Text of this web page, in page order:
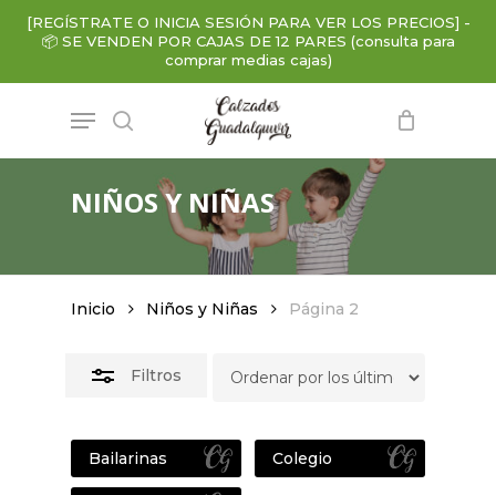
content
[REGÍSTRATE O INICIA SESIÓN PARA VER LOS PRECIOS] -
📦 SE VENDEN POR CAJAS DE 12 PARES (consulta para
comprar medias cajas)
search
Menu
NIÑOS Y NIÑAS
Inicio Niños y Niñas Página 2
Filtros
Close
Bailarinas Colegio